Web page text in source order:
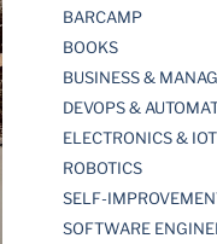
BARCAMP
BOOKS
BUSINESS &
DEVOPS &
ELECTRONICS & IOT
ROBOTICS
SELF-
SOFTWARE